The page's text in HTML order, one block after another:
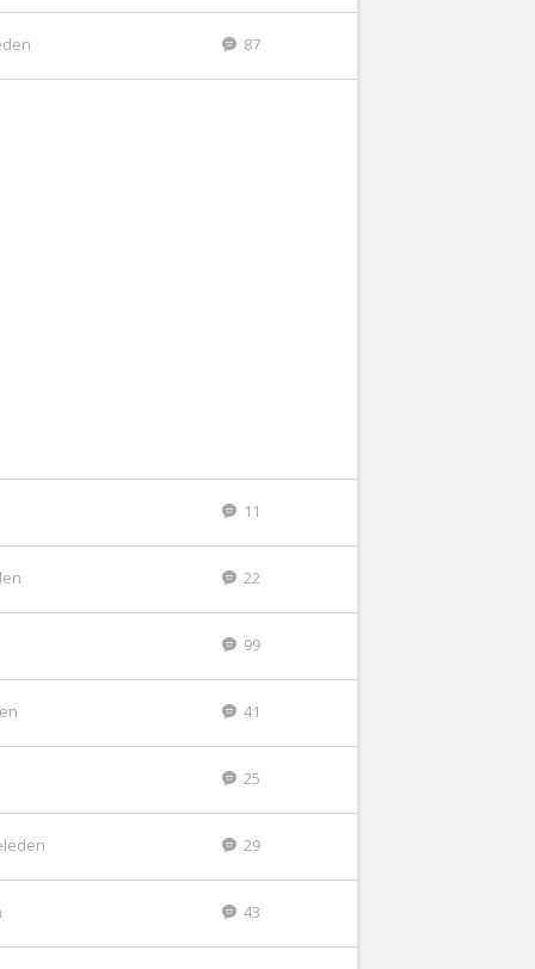
87
11
22
99
41
25
29
43